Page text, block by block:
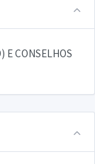
E CONSELHOS